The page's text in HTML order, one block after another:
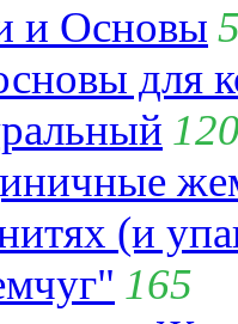
и Основы
для
(и
165